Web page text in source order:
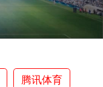
腾讯体育